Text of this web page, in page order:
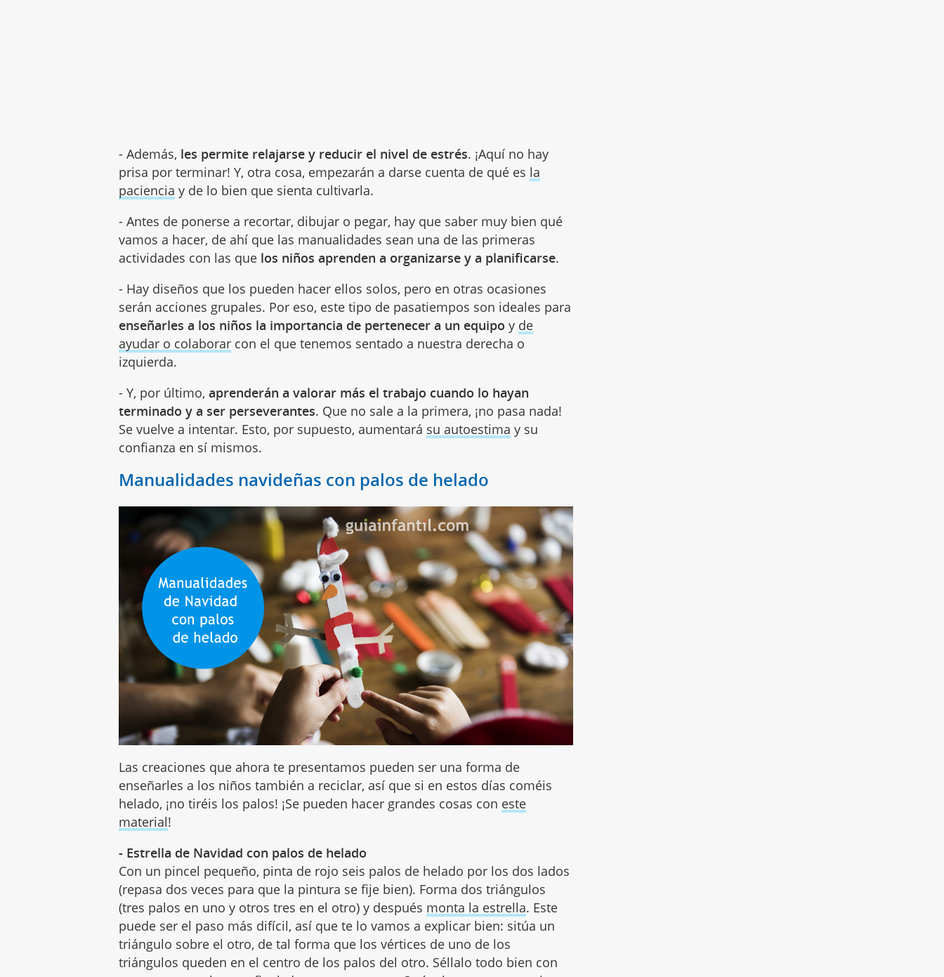
- Además, les permite relajarse y reducir el nivel de estrés. ¡Aquí no hay
prisa por terminar! Y, otra cosa, empezarán a darse cuenta de qué es la
paciencia y de lo bien que sienta cultivarla.
- Antes de ponerse a recortar, dibujar o pegar, hay que saber muy bien qué
vamos a hacer, de ahí que las manualidades sean una de las primeras
actividades con las que los niños aprenden a organizarse y a planificarse.
- Hay diseños que los pueden hacer ellos solos, pero en otras ocasiones
serán acciones grupales. Por eso, este tipo de pasatiempos son ideales para
enseñarles a los niños la importancia de pertenecer a un equipo y de
ayudar o colaborar con el que tenemos sentado a nuestra derecha o
izquierda.
- Y, por último,aprenderán a valorar más el trabajo cuando lo hayan
terminado y a ser perseverantes. Que no sale a la primera, ¡no pasa nada!
Se vuelve a intentar. Esto, por supuesto, aumentará su autoestima y su
confianza en sí mismos.
Manualidades navideñas con palos de helado
Las creaciones que ahora te presentamos pueden ser una forma de
enseñarles a los niños también a reciclar, así que si en estos días coméis
helado, ¡no tiréis los palos! ¡Se pueden hacer grandes cosas con este
material!
- Estrella de Navidad con palos de helado
Con un pincel pequeño, pinta de rojo seis palos de helado por los dos lados
(repasa dos veces para que la pintura se fije bien). Forma dos triángulos
(tres palos en uno y otros tres en el otro) y después monta la estrella. Este
puede ser el paso más difícil, así que te lo vamos a explicar bien: sitúa un
triángulo sobre el otro, de tal forma que los vértices de uno de los
triángulos queden en el centro de los palos del otro. Séllalo todo bien con